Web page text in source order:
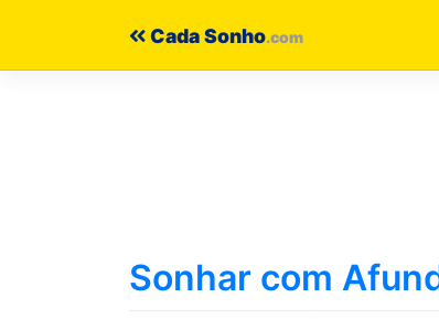
Cada Sonho
Sonhar com